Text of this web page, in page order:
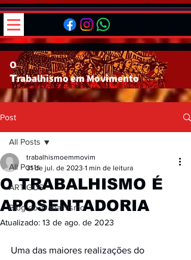
O
Trabalhismo emMovimento
Post
All Posts
ARTIGOS
Blog do Trabalhismo
All Posts
O TRABALHISMO É
APOSENTADORIA
trabalhismoemmovim
31 de jul. de 2023 1 min de leitura
Atualizado: 13 de ago. de 2023
Uma das maiores realizações do